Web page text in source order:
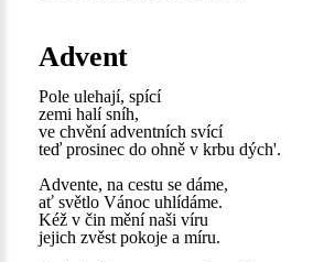
Advent
Pole ulehají, spící
zemi halí sníh,
ve chvění adventních svící
teď prosinec do ohně v krbu dých'.
Advente, na cestu se dáme,
ať světlo Vánoc uhlídáme.
Kéž v čin mění naši víru
jejich zvěst pokoje a míru.